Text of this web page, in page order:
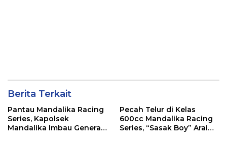
Berita Terkait
Pantau Mandalika Racing
Series, Kapolsek
Mandalika Imbau Generasi
Pecah Telur di Kelas
600cc Mandalika Racing
Series, “Sasak Boy” Arai